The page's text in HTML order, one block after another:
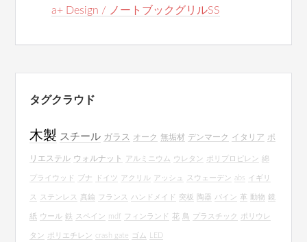
a+ Design / ノートブックグリルSS
タグクラウド
木製 スチール ガラス オーク 無垢材 デンマーク イタリア ポ
リエステル ウォルナット アルミニウム ウレタン ポリプロピレン 綿
プライウッド ブナ ドイツ アクリル アッシュ スウェーデン abs イギリ
ス ステンレス 真鍮 フランス ハンドメイド 突板 陶器 パイン 革 動物 鏡
紙 ウール 鉄 スペイン mdf フィンランド 花 鳥 プラスチック ポリウレ
タン ポリエチレン crash gate ゴム LED